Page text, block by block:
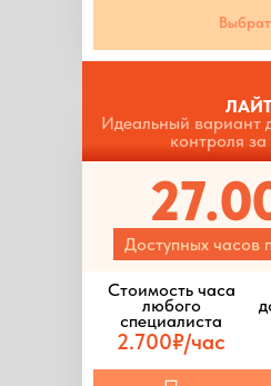
ЛАЙТ
Идеальный вариант
контроля
Доступных часов
Стоимость часа
любого
специалиста
2.700₽/час